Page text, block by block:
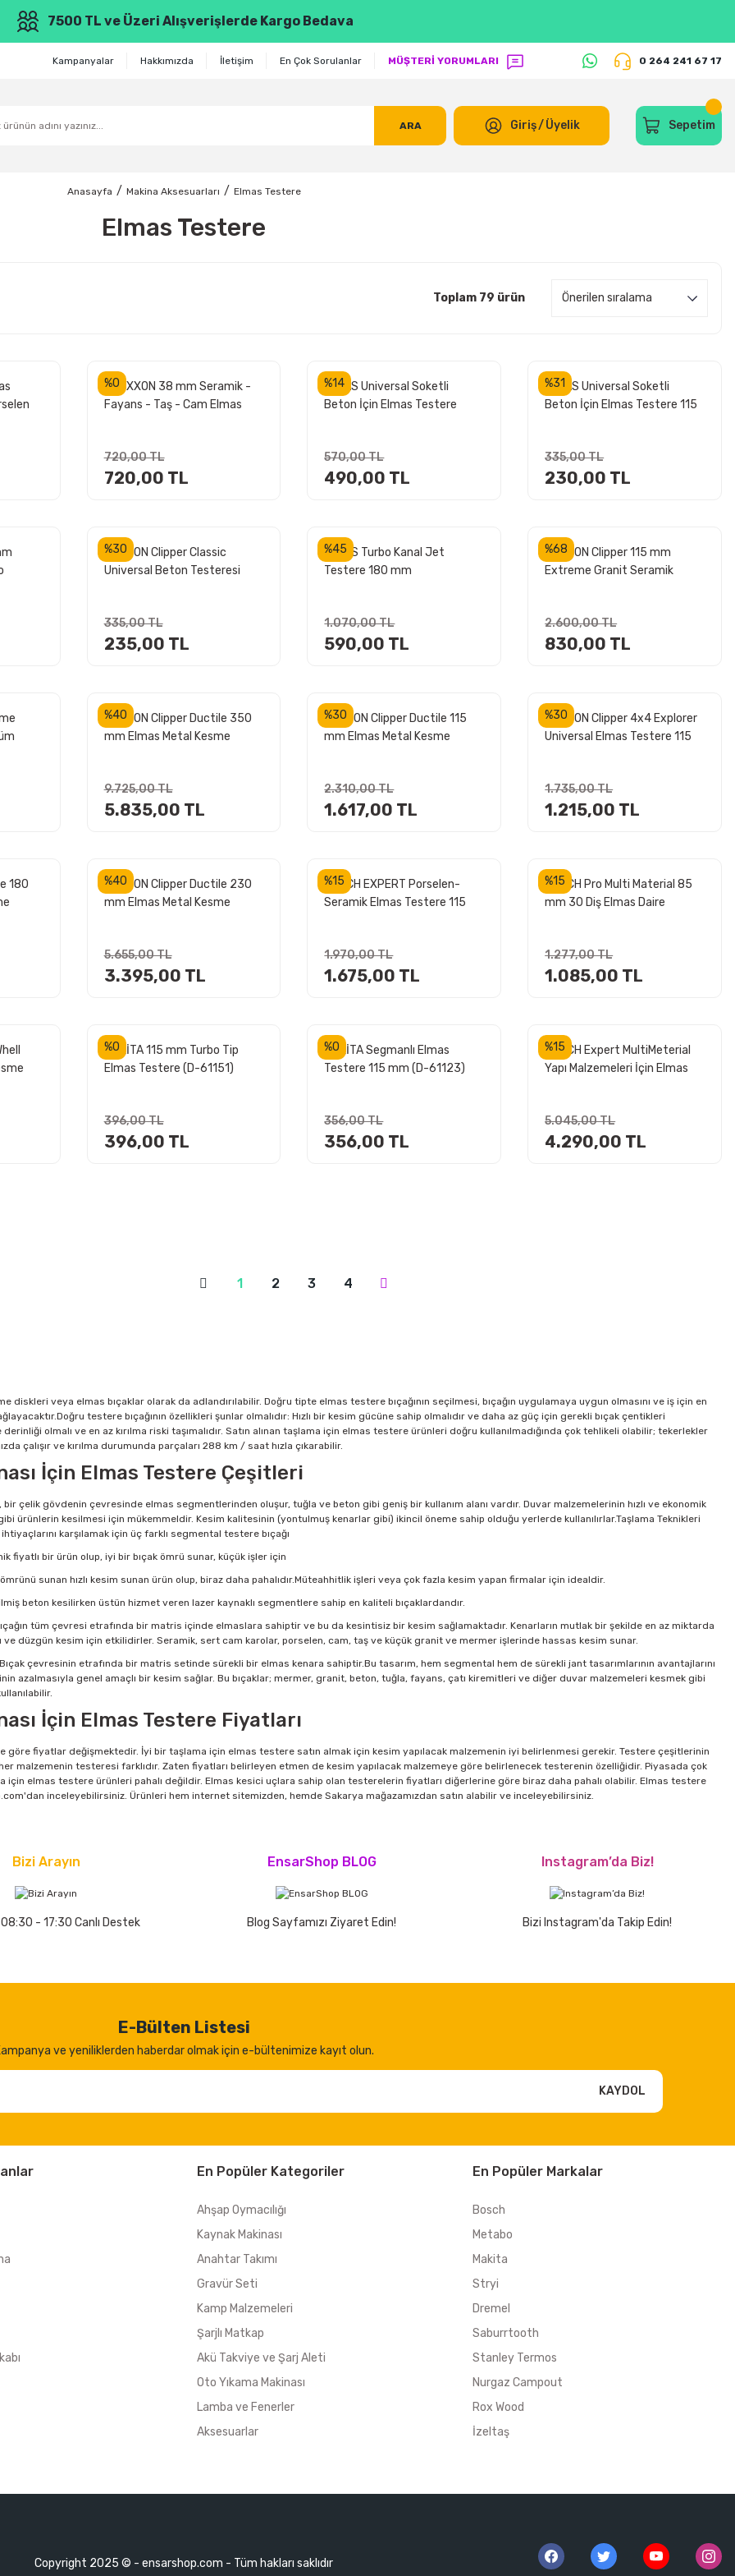
7500 TL ve Üzeri Alışverişlerde Kargo Bedava
Kampanyalar Hakkımızda İletişim En Çok Sorulanlar MÜŞTERİ YORUMLARI 0 264 241 67 17
ARA Giriş/Üyelik Sepetim
Anasayfa Makina Aksesuarları Elmas Testere
Elmas Testere
Toplam 79 ürün
%0
PROXXON 38 mm Seramik -
Fayans - Taş - Cam Elmas
720,00 TL
720,00 TL
%14
ATLAS Universal Soketli
Beton İçin Elmas Testere
570,00 TL
490,00 TL
%31
ATLAS Universal Soketli
Beton İçin Elmas Testere 115
335,00 TL
230,00 TL
%30
NORTON Clipper Classic
Universal Beton Testeresi
335,00 TL
235,00 TL
%45
ATLAS Turbo Kanal Jet
Testere 180 mm
1.070,00 TL
590,00 TL
%68
NORTON Clipper 115 mm
Extreme Granit Seramik
2.600,00 TL
830,00 TL
%40
NORTON Clipper Ductile 350
mm Elmas Metal Kesme
9.725,00 TL
5.835,00 TL
%30
NORTON Clipper Ductile 115
mm Elmas Metal Kesme
2.310,00 TL
1.617,00 TL
%30
NORTON Clipper 4x4 Explorer
Universal Elmas Testere 115
1.735,00 TL
1.215,00 TL
180
%40
NORTON Clipper Ductile 230
mm Elmas Metal Kesme
5.655,00 TL
3.395,00 TL
%15
BOSCH EXPERT Porselen-
Seramik Elmas Testere 115
1.970,00 TL
1.675,00 TL
%15
BOSCH Pro Multi Material 85
mm 30 Diş Elmas Daire
1.277,00 TL
1.085,00 TL
%0
MAKİTA 115 mm Turbo Tip
Elmas Testere (D-61151)
396,00 TL
396,00 TL
%0
MAKİTA Segmanlı Elmas
Testere 115 mm (D-61123)
356,00 TL
356,00 TL
%15
BOSCH Expert MultiMeterial
Yapı Malzemeleri İçin Elmas
5.045,00 TL
4.290,00 TL
1 2 3 4
diskleri veya elmas bıçaklar olarak da adlandırılabilir. Doğru tipte elmas testere bıçağının seçilmesi, bıçağın uygulamaya uygun olmasını ve iş için en
testere bıçağının özellikleri şunlar olmalıdır: Hızlı bir kesim gücüne sahip olmalıdır ve daha az güç için gerekli bıçak çentikleri
derinliği olmalı ve en az kırılma riski taşımalıdır. Satın alınan taşlama için elmas testere ürünleri doğru kullanılmadığında çok tehlikeli olabilir; tekerlekler
çalışır ve kırılma durumunda parçaları 288 km / saat hızla çıkarabilir.
İçin Elmas Testere Çeşitleri
bir çelik gövdenin çevresinde elmas segmentlerinden oluşur, tuğla ve beton gibi geniş bir kullanım alanı vardır. Duvar malzemelerinin hızlı ve ekonomik
ürünlerin kesilmesi için mükemmeldir. Kesim kalitesinin (yontulmuş kenarlar gibi) ikincil öneme sahip olduğu yerlerde kullanılırlar.Taşlama Teknikleri
karşılamak için üç farklı segmental testere bıçağı
fiyatlı bir ürün olup, iyi bir bıçak ömrü sunar, küçük işler için
sunan hızlı kesim sunan ürün olup, biraz daha pahalıdır.Müteahhitlik işleri veya çok fazla kesim yapan firmalar için idealdir.
beton kesilirken üstün hizmet veren lazer kaynaklı segmentlere sahip en kaliteli bıçaklardandır.
tüm çevresi etrafında bir matris içinde elmaslara sahiptir ve bu da kesintisiz bir kesim sağlamaktadır. Kenarların mutlak bir şekilde en az miktarda
düzgün kesim için etkilidirler. Seramik, sert cam karolar, porselen, cam, taş ve küçük granit ve mermer işlerinde hassas kesim sunar.
Bıçak çevresinin etrafında bir matris setinde sürekli bir elmas kenara sahiptir.Bu tasarım, hem segmental hem de sürekli jant tasarımlarının avantajlarını
azalmasıyla genel amaçlı bir kesim sağlar. Bu bıçaklar; mermer, granit, beton, tuğla, fayans, çatı kiremitleri ve diğer duvar malzemeleri kesmek gibi
İçin Elmas Testere Fiyatları
göre fiyatlar değişmektedir. İyi bir taşlama için elmas testere satın almak için kesim yapılacak malzemenin iyi belirlenmesi gerekir. Testere çeşitlerinin
malzemenin testeresi farklıdır. Zaten fiyatları belirleyen etmen de kesim yapılacak malzemeye göre belirlenecek testerenin özelliğidir. Piyasada çok
için elmas testere ürünleri pahalı değildir. Elmas kesici uçlara sahip olan testerelerin fiyatları diğerlerine göre biraz daha pahalı olabilir. Elmas testere
inceleyebilirsiniz. Ürünleri hem internet sitemizden, hemde Sakarya mağazamızdan satın alabilir ve inceleyebilirsiniz.
Bizi Arayın
- 17:30 Canlı Destek
EnsarShop BLOG
Blog Sayfamızı Ziyaret Edin!
Instagram’da Biz!
Bizi Instagram'da Takip Edin!
E-Bülten Listesi
ve yeniliklerden haberdar olmak için e-bültenimize kayıt olun.
KAYDOL
En Popüler Kategoriler
Ahşap Oymacılığı
Kaynak Makinası
Anahtar Takımı
Gravür Seti
Kamp Malzemeleri
Şarjlı Matkap
Akü Takviye ve Şarj Aleti
Oto Yıkama Makinası
Lamba ve Fenerler
Aksesuarlar
En Popüler Markalar
Bosch
Metabo
Makita
Stryi
Dremel
Saburrtooth
Stanley Termos
Nurgaz Campout
Rox Wood
İzeltaş
Copyright 2025 © - ensarshop.com - Tüm hakları saklıdır